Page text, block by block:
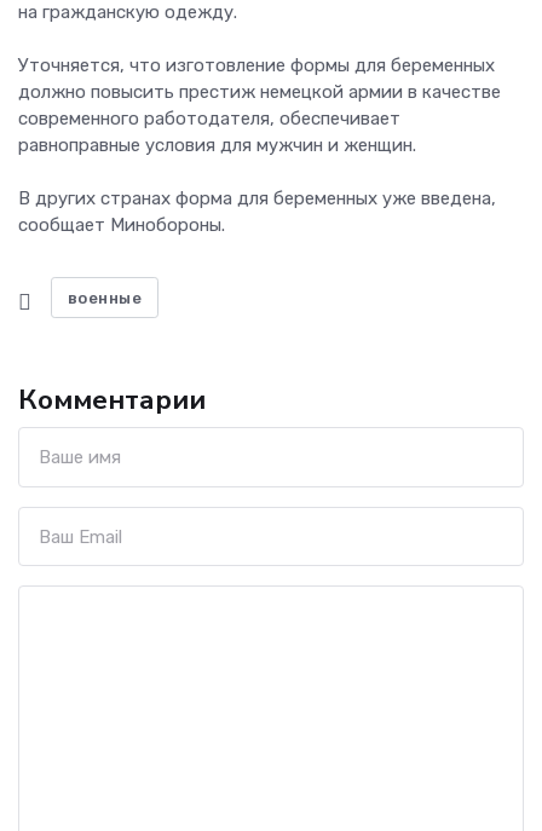
на гражданскую одежду.
Уточняется, что изготовление формы для беременных
должно повысить престиж немецкой армии в качестве
современного работодателя, обеспечивает
равноправные условия для мужчин и женщин.
В других странах форма для беременных уже введена,
сообщает Минобороны.
военные
Комментарии